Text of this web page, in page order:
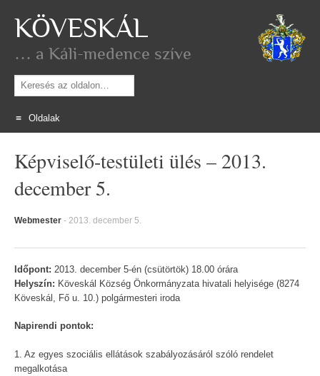
KÖVESKÁL
… a Káli-medence szíve
Keresés
Oldalak
content
Képviselő-testületi ülés – 2013.
december 5.
Webmester - 2013. december 5.
Időpont: 2013. december 5-én (csütörtök) 18.00 órára
Helyszín: Köveskál Község Önkormányzata hivatali helyisége (8274
Köveskál, Fő u. 10.) polgármesteri iroda
Napirendi pontok:
1. Az egyes szociális ellátások szabályozásáról szóló rendelet
megalkotása